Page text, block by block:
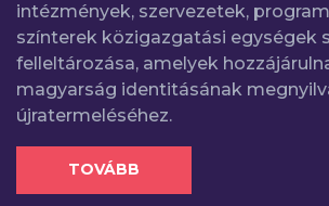
intézmények, szervezetek,
színterek közigazgatási egységek
felleltározása, amelyek
magyarság identitásának
újratermeléséhez.
TOVÁBB